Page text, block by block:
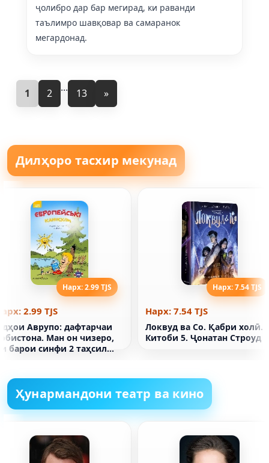
ҷолибро дар бар мегирад, ки раванди
таълимро шавқовар ва самаранок
мегардонад.
1 2 ... 13 »
Дилҳоро тасхир мекунад
Нарх: 2.99 TJS
2.99 TJS
Аврупо: дафтарчаи
Ман он чизеро,
барои синфи 2 таҳсил
Нарх: 7.54 TJS
Нарх: 7.54 TJS
Локвуд ва Co. Қабри холӣ.
Китоби 5. Ҷонатан Строуд
Ҳунармандони театр ва кино